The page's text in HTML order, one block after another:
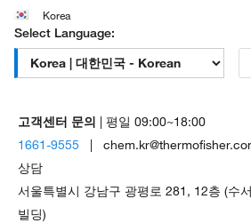
Korea
Select Language:
고객센터 문의
| 평일 09:00~18:00
1661-9555 |
상담
서울특별시 강남구 광평로 281, 12층 (수
빌딩)